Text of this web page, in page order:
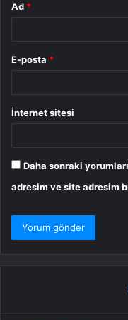
Ad *
E-posta *
İnternet sitesi
Daha sonraki
adresim ve site adresim